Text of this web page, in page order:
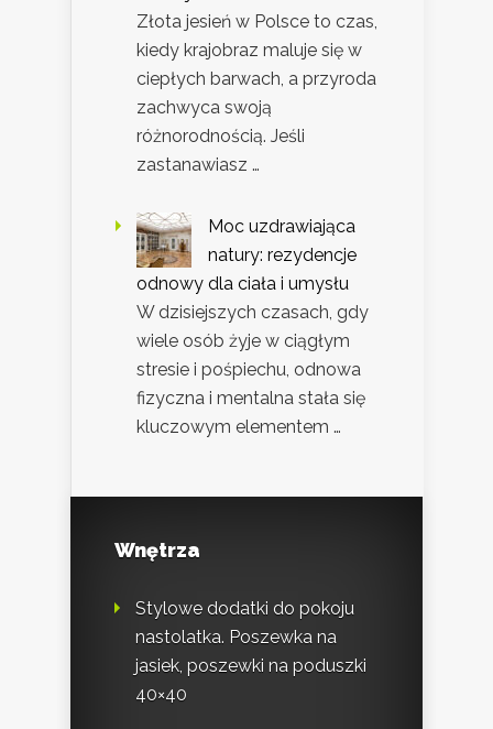
Złota jesień w Polsce to czas,
kiedy krajobraz maluje się w
ciepłych barwach, a przyroda
zachwyca swoją
różnorodnością. Jeśli
zastanawiasz …
Moc uzdrawiająca
natury: rezydencje
odnowy dla ciała i umysłu
W dzisiejszych czasach, gdy
wiele osób żyje w ciągłym
stresie i pośpiechu, odnowa
fizyczna i mentalna stała się
kluczowym elementem …
Wnętrza
Stylowe dodatki do pokoju
nastolatka. Poszewka na
jasiek, poszewki na poduszki
40×40